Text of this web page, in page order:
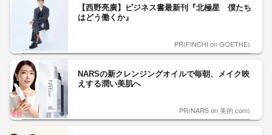
【西野亮廣】ビジネス書最新刊『北極星 僕たち
はどう働くか』
PR(FINCHI on GOETHE)
NARSの新クレンジングオイルで毎朝、メイク映
えする潤い美肌へ
PR(NARS on 美的.com)